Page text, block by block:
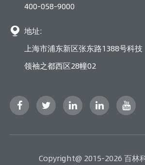
400-058-9000
 地址:
上海市浦东新区张东路1388号科技
领袖之都西区28幢02
Copyright@ 2015-2026 百林